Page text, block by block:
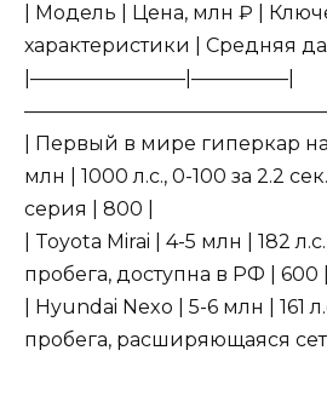
| Модель | Цена, млн ₽ |
характеристики | Средняя
|————————|—————|
| Первый в мире гиперкар
млн | 1000 л.с., 0-100 за 2.2
серия | 800 |
| Toyota Mirai | 4-5 млн | 182
пробега, доступна в РФ | 600 |
| Hyundai Nexo | 5-6 млн | 161
пробега, расширяющаяся